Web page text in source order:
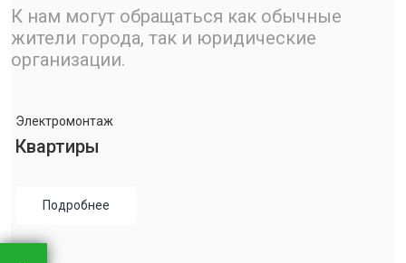
К нам могут обращаться как обычные
жители города, так и юридические
организации.
Электромонтаж
Квартиры
Подробнее